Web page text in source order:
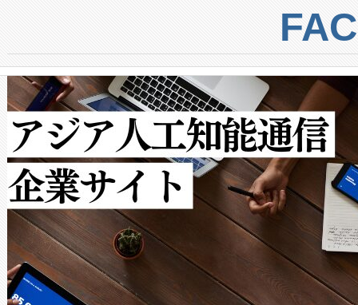
centers. Voltaiqは、ai&のAI
からシステム統合、試運転、
クルの各段階のデータを監視
[…]
トに対して約600メートルに
では、反射率10％のターゲッ
で向上し、最大検知距離は
ットだけで最大1キロメート
ルの変電所周囲を監視でき、
作業と点群処理を簡素化でき
Avia 2は、2種類のFOVオプシ
× 80°のノーマルモード、長
ードを切り替えて使用するこ